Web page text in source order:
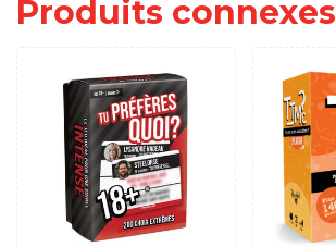
Produits connexes